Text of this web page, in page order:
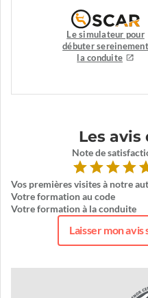
Le simulateur pour
débuter sereinement
la conduite
Les avis
Note de
Vos premières visites à notre
Votre formation au code
Votre formation à la conduite
Laisser mon